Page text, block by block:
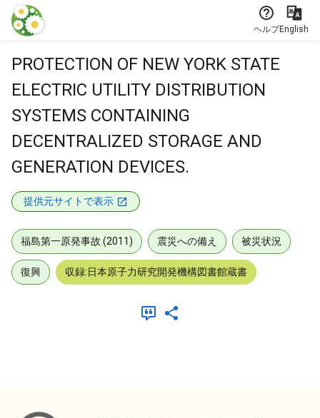
本文に飛ぶ
ヘルプEnglish
PROTECTION OF NEW YORK STATE
ELECTRIC UTILITY DISTRIBUTION
SYSTEMS CONTAINING
DECENTRALIZED STORAGE AND
GENERATION DEVICES.
提供元サイトで表示
福島第一原発事故 (2011) 震災への備え 被災状況
復興 収録:日本原子力研究開発機構図書館蔵書